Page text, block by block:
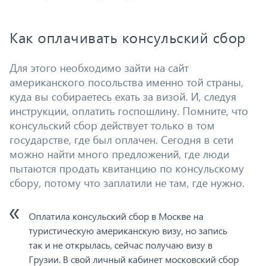
Как оплачивать консульский сбор
Для этого необходимо зайти на сайт
американского посольства именно той страны,
куда вы собираетесь ехать за визой. И, следуя
инструкции, оплатить госпошлину. Помните, что
консульский сбор действует только в том
государстве, где был оплачен. Сегодня в сети
можно найти много предложений, где люди
пытаются продать квитанцию по консульскому
сбору, потому что заплатили не там, где нужно.
Оплатила консульский сбор в Москве на
туристическую американскую визу, но запись
так и не открылась, сейчас получаю визу в
Грузии. В свой личный кабинет московский сбор